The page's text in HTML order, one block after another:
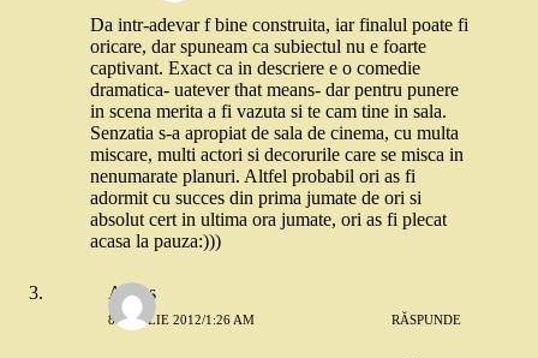
Da intr-adevar f bine construita, iar finalul poate fi
oricare, dar spuneam ca subiectul nu e foarte
captivant. Exact ca in descriere e o comedie
dramatica- uatever that means- dar pentru punere
in scena merita a fi vazuta si te cam tine in sala.
Senzatia s-a apropiat de sala de cinema, cu multa
miscare, multi actori si decorurile care se misca in
nenumarate planuri. Altfel probabil ori as fi
adormit cu succes din prima jumate de ori si
absolut cert in ultima ora jumate, ori as fi plecat
acasa la pauza:)))
Amiss
8 APRILIE 2012/1:26 AM RĂSPUNDE